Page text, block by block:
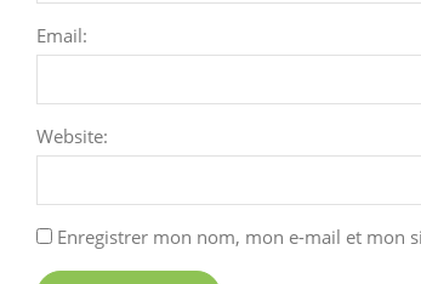
Email:
Website:
Enregistrer mon nom, mon e-mail et mon